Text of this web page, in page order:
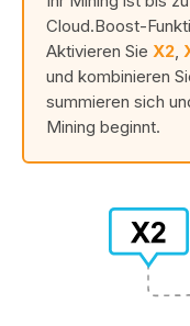
Cloud.Boost-
Aktivieren Sie X2
und kombinieren
summieren sich
Mining beginnt.